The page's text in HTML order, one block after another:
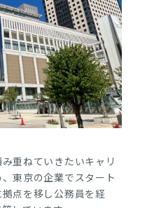
重ねていきたいキャリ
東京の企業でスタート
点を移し公務員を経